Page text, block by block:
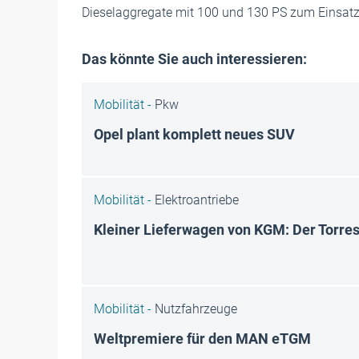
Dieselaggregate mit 100 und 130 PS zum
Das könnte Sie auch interessieren:
Mobilität - Pkw
Opel plant komplett neues SUV
Mobilität - Elektroantriebe
Kleiner Lieferwagen von KGM: Der
Mobilität - Nutzfahrzeuge
Weltpremiere für den MAN eTGM